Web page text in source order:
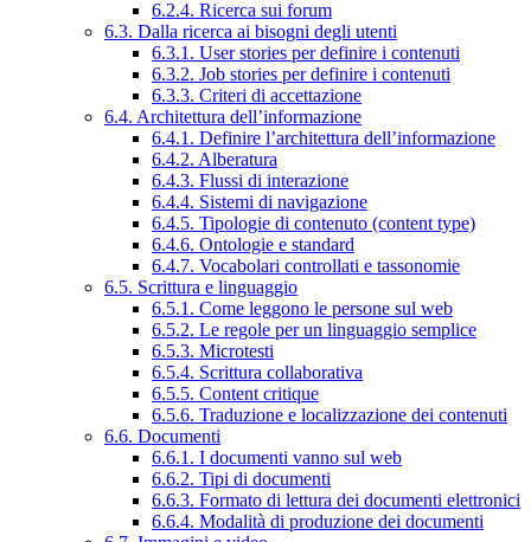
6.2.4. Ricerca sui forum
6.3. Dalla ricerca ai bisogni degli utenti
6.3.1. User stories per definire i contenuti
6.3.2. Job stories per definire i contenuti
6.3.3. Criteri di accettazione
6.4. Architettura dell’informazione
6.4.1. Definire l’architettura dell’informazione
6.4.2. Alberatura
6.4.3. Flussi di interazione
6.4.4. Sistemi di navigazione
6.4.5. Tipologie di contenuto (content type)
6.4.6. Ontologie e standard
6.4.7. Vocabolari controllati e tassonomie
6.5. Scrittura e linguaggio
6.5.1. Come leggono le persone sul web
6.5.2. Le regole per un linguaggio semplice
6.5.3. Microtesti
6.5.4. Scrittura collaborativa
6.5.5. Content critique
6.5.6. Traduzione e localizzazione dei contenuti
6.6. Documenti
6.6.1. I documenti vanno sul web
6.6.2. Tipi di documenti
6.6.3. Formato di lettura dei documenti elettronici
6.6.4. Modalità di produzione dei documenti